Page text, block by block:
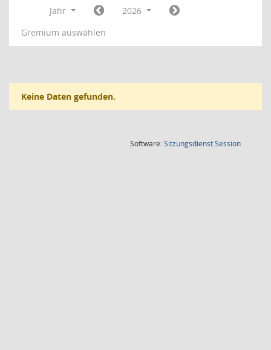
Jahr
2026
Gremium auswählen
Keine Daten gefunden.
Software:SitzungsdienstSession(Wird in